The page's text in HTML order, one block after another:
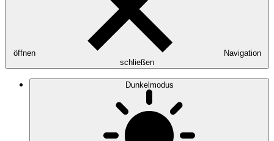
öffnen
Navigation
schließen
Dunkelmodus